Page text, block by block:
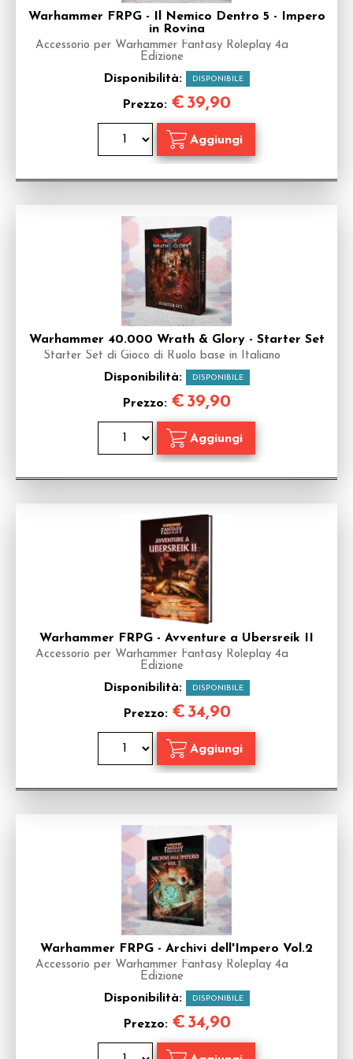
Warhammer FRPG - Il Nemico Dentro 5 - Impero
in Rovina
Accessorio per Warhammer Fantasy Roleplay 4a
Edizione
Disponibilità: DISPONIBILE
Prezzo: € 39,90
Warhammer 40.000 Wrath & Glory - Starter Set
Starter Set di Gioco di Ruolo base in Italiano
Disponibilità: DISPONIBILE
Prezzo: € 39,90
Warhammer FRPG - Avventure a Ubersreik II
Accessorio per Warhammer Fantasy Roleplay 4a
Edizione
Disponibilità: DISPONIBILE
Prezzo: € 34,90
Warhammer FRPG - Archivi dell'Impero Vol.2
Accessorio per Warhammer Fantasy Roleplay 4a
Edizione
Disponibilità: DISPONIBILE
Prezzo: € 34,90